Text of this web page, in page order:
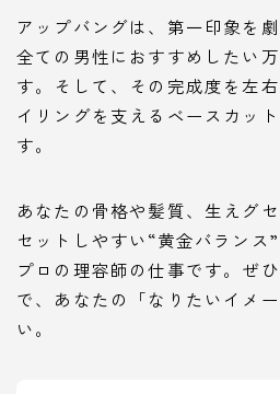
アップバングは、第一印象を
全ての男性におすすめしたい
す。そして、その完成度を左
イリングを支えるベースカッ
す。
あなたの骨格や髪質、生えグ
セットしやすい“黄金バランス
プロの理容師の仕事です。ぜ
で、あなたの「なりたいイメ
い。